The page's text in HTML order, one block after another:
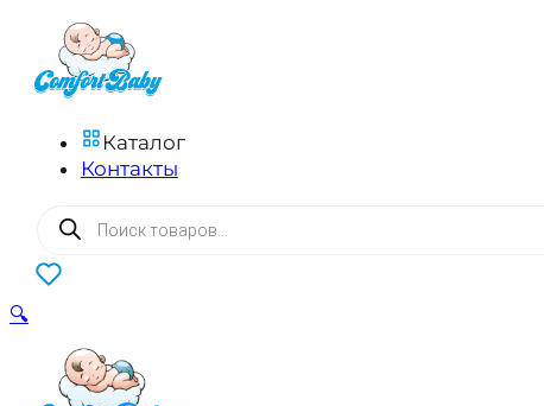
Каталог
Контакты
Поиск
товаров
0
🔍